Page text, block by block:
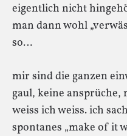
eigentlich nicht
man dann wohl
so…
mir sind die ganzen
gaul, keine
weiss ich weiss. ich
spontanes „make of it